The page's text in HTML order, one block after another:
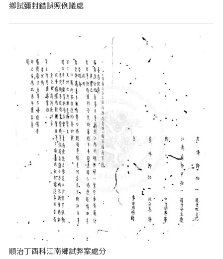
鄉試彌封錯誤照例議處
順治丁酉科江南鄉試弊案處分